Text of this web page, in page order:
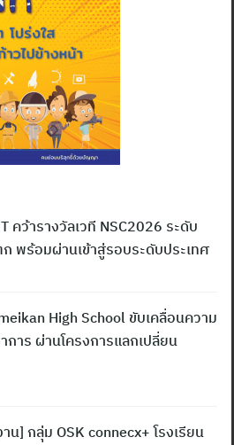
คว้ารางวัลเวที NSC2026 ระดับ
พร้อมผ่านเข้าสู่รอบระดับประเทศ
High School ขับเคลื่อนความ
การ ผ่านโครงการแลกเปลี่ยน
] กลุ่ม OSK connecx+ โรงเรียน